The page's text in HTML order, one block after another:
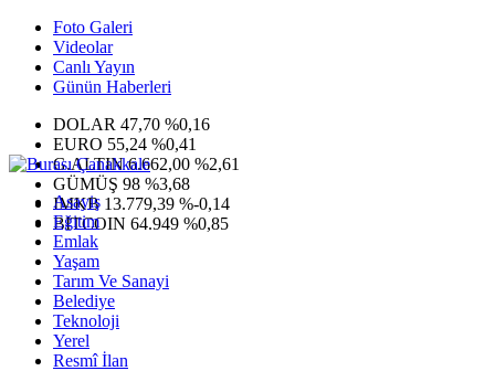
Foto Galeri
Videolar
Canlı Yayın
Günün Haberleri
DOLAR 47,70 %0,16
EURO 55,24 %0,41
G.ALTIN6.662,00 %2,61
GÜMÜŞ 98 %3,68
IMKB 13.779,39 %-0,14
BITCOIN 64.949 %0,85
Asayiş
Eğitim
Emlak
Yaşam
Tarım Ve Sanayi
Belediye
Teknoloji
Yerel
Resmî İlan